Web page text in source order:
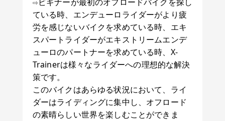
⇨
ている時、エンデューロライダーがより疲
労を感じないバイクを求めている時、エキ
スパートライダーがエキストリームエンデ
ューロのパートナーを求めている時、X-
Trainerは様々なライダーへの理想的な解決
策です。
このバイクはあらゆる状況において、ライ
ダーはライディングに集中し、オフロード
の素晴らしい世界を楽しむことができま